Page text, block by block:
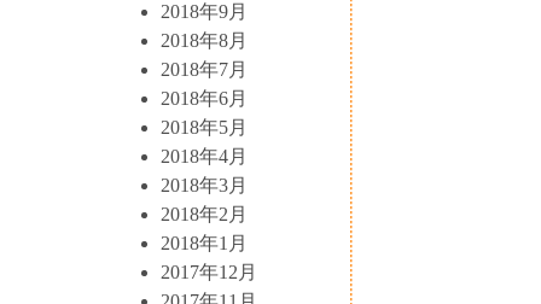
2018年9月
2018年8月
2018年7月
2018年6月
2018年5月
2018年4月
2018年3月
2018年2月
2018年1月
2017年12月